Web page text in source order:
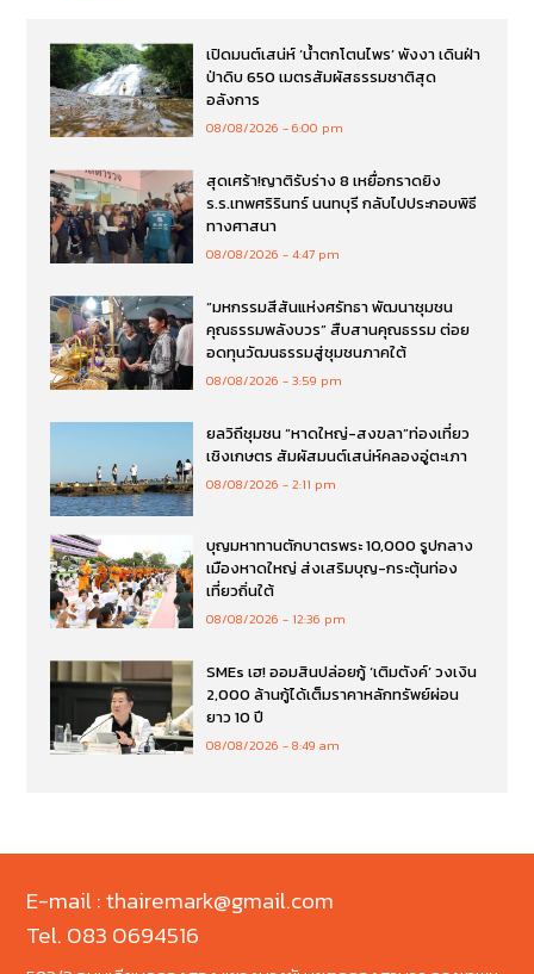
เปิดมนต์เสน่ห์ ‘น้ำตกโตนไพร’ พังงา เดินฝ่า
ป่าดิบ 650 เมตรสัมผัสธรรมชาติสุด
อลังการ
08/08/2026 6:00 pm
สุดเศร้า!ญาติรับร่าง 8 เหยื่อกราดยิง
ร.ร.เทพศริรินทร์ นนทบุรี กลับไปประกอบพิธี
ทางศาสนา
08/08/2026 4:47 pm
“มหกรรมสีสันแห่งศรัทธา พัฒนาชุมชน
คุณธรรมพลังบวร” สืบสานคุณธรรม ต่อย
อดทุนวัฒนธรรมสู่ชุมชนภาคใต้
08/08/2026 3:59 pm
ยลวิถีชุมชน “หาดใหญ่-สงขลา”ท่องเที่ยว
เชิงเกษตร สัมผัสมนต์เสน่ห์คลองอู่ตะเภา
08/08/2026 2:11 pm
บุญมหาทานตักบาตรพระ 10,000 รูปกลาง
เมืองหาดใหญ่ ส่งเสริมบุญ-กระตุ้นท่อง
เที่ยวถิ่นใต้
08/08/2026 12:36 pm
SMEs เฮ! ออมสินปล่อยกู้ ‘เติมตังค์’ วงเงิน
2,000 ล้านกู้ได้เต็มราคาหลักทรัพย์ผ่อน
ยาว 10 ปี
08/08/2026 8:49 am
E-mail : thairemark@gmail.com
Tel. 083 0694516